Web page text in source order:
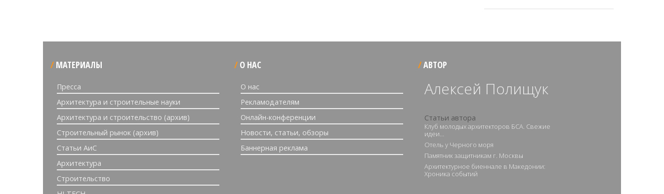
МАТЕРИАЛЫ
Пресса
Архитектура и строительные науки
Архитектура и строительство (архив)
Строительный рынок (архив)
Статьи АиС
Архитектура
Строительство
О НАС
О нас
Рекламодателям
Онлайн-конференции
Новости, статьи, обзоры
Баннерная реклама
АВТОР
Алексей Полищук
Статьи автора
Клуб молодых архитекторов БСА. Свежие
идеи…
Отель у Черного моря
Памятник защитникам г. Москвы
Архитектурное биеннале в Македонии:
Хроника событий